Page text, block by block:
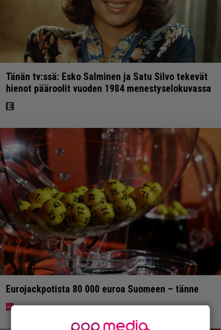
Tänän tv:ssä: Esko Salminen ja Satu Silvo tekevät
hienot pääroolit vuoden 1984 menestyselokuvassa
Eurojackpotista 80 000 euroa Suomeen – tänne